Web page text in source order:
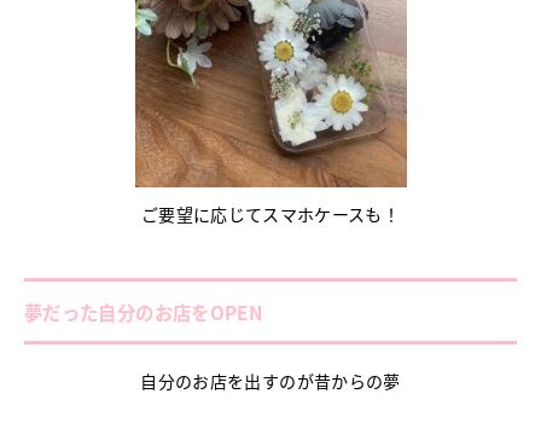
ご要望に応じてスマホケースも！
夢だった自分のお店をOPEN
自分のお店を出すのが昔からの夢